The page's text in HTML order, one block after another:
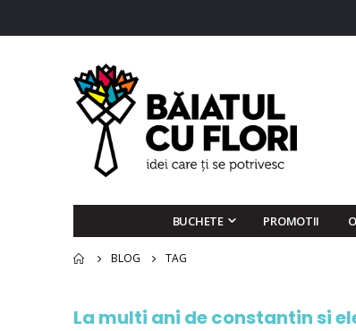
BUCHETE PROMOTII
BLOG TAG
La multi ani de constantin si